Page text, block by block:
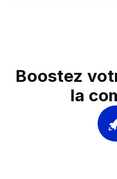
Boostez
la